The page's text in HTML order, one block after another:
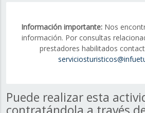
Información importante: Nos
información. Por consultas
prestadores habilitados
Puede realizar esta